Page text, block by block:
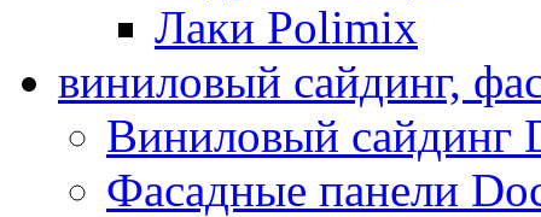
Лаки Polimix
виниловый сайдинг,
Виниловый сайдинг
Фасадные панели